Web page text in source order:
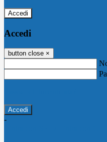
Accedi
Accedi
button close ×
-